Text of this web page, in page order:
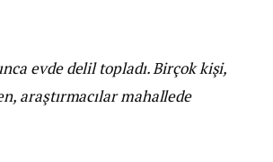
evde delil topladı. Birçok kişi,
araştırmacılar mahallede